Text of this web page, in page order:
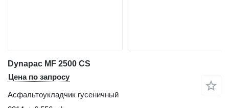
Dynapac MF 2500 CS
Цена по запросу
Асфальтоукладчик гусеничный